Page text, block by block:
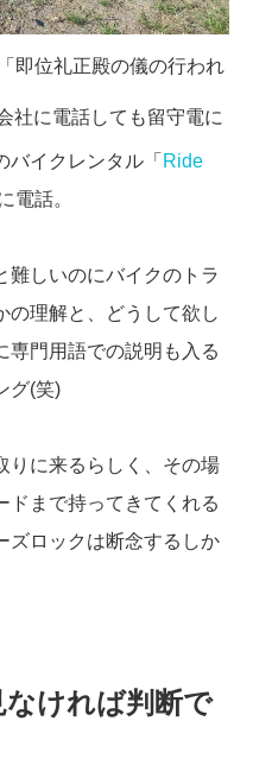
即位礼正殿の儀の行われ
社に電話しても留守電に
バイクレンタル「 Ride
電話。
難しいのにバイクのトラ
の理解と、どうして欲し
専門用語での説明も入る
グ(笑)
りに来るらしく、その場
ドまで持ってきてくれる
ズロックは断念するしか
なければ判断で